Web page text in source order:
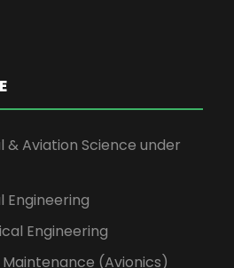
& Aviation Science under
Engineering
Engineering
(Avionics)